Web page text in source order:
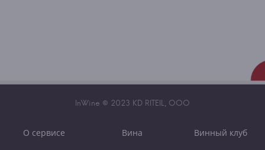
InWine © 2023 KD RITEIL, OOO
О сервисе Вина Винный клуб